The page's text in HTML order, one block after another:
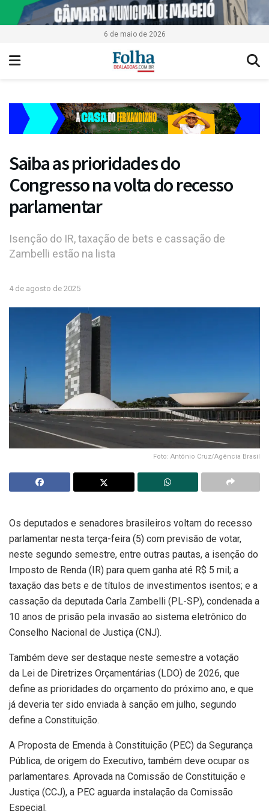
6 de maio de 2026
Saiba as prioridades do
Congresso na volta do recesso
parlamentar
Isenção do IR, taxação de bets e cassação de
Zambelli estão na lista
4 de agosto de 2025
Foto: Antônio Cruz/Agência Brasil
Os deputados e senadores brasileiros voltam do recesso
parlamentar nesta terça-feira (5) com previsão de votar,
neste segundo semestre, entre outras pautas, a isenção do
Imposto de Renda (IR) para quem ganha até R$ 5 mil; a
taxação das bets e de títulos de investimentos isentos; e a
cassação da deputada Carla Zambelli (PL-SP), condenada a
10 anos de prisão pela invasão ao sistema eletrônico do
Conselho Nacional de Justiça (CNJ).
Também deve ser destaque neste semestre a votação
da Lei de Diretrizes Orçamentárias (LDO) de 2026, que
define as prioridades do orçamento do próximo ano, e que
já deveria ter sido enviada à sanção em julho, segundo
define a Constituição.
A Proposta de Emenda à Constituição (PEC) da Segurança
Pública, de origem do Executivo, também deve ocupar os
parlamentares. Aprovada na Comissão de Constituição e
Justiça (CCJ), a PEC aguarda instalação da Comissão
Especial.